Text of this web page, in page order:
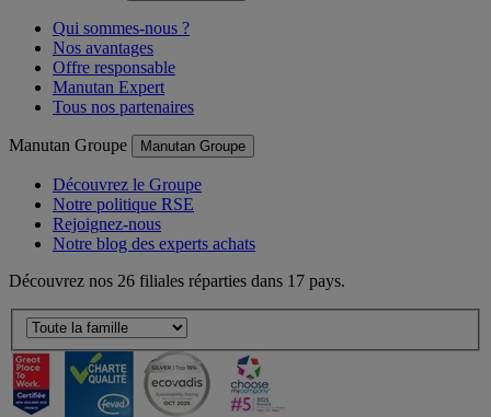
Qui sommes-nous ?
Nos avantages
Offre responsable
Manutan Expert
Tous nos partenaires
Manutan Groupe Manutan Groupe
Découvrez le Groupe
Notre politique RSE
Rejoignez-nous
Notre blog des experts achats
Découvrez nos 26 filiales réparties dans 17 pays.